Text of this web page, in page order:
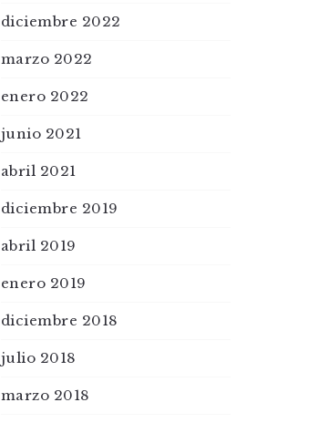
diciembre 2022
marzo 2022
enero 2022
junio 2021
abril 2021
diciembre 2019
abril 2019
enero 2019
diciembre 2018
julio 2018
marzo 2018